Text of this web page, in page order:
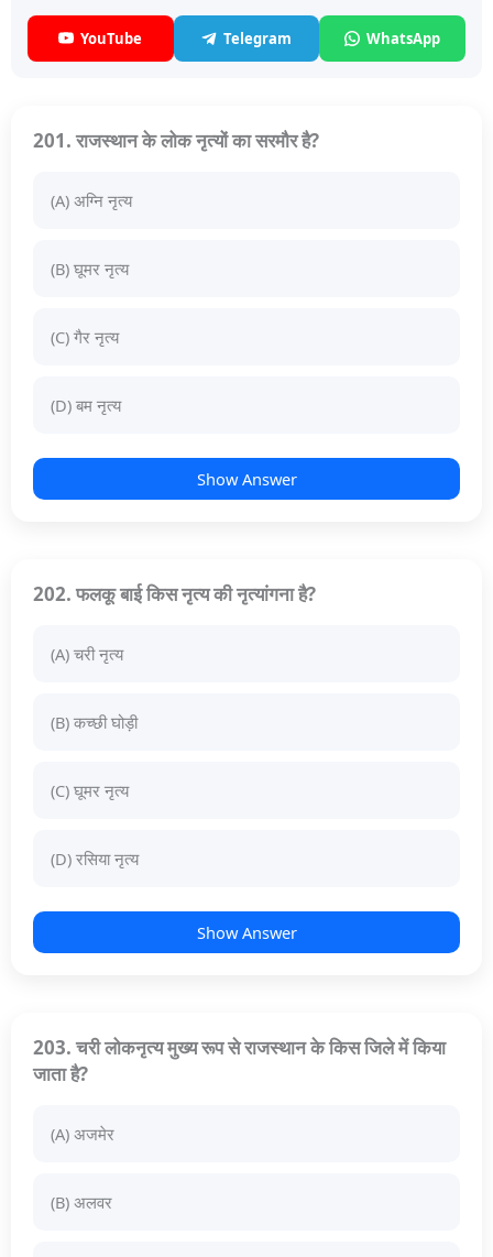
YouTube Telegram WhatsApp
201. राजस्थान के लोक नृत्यों का सरमौर है?
(A) अग्नि नृत्य
(B) घूमर नृत्य
(C) गैर नृत्य
(D) बम नृत्य
Show Answer
202. फलकू बाई किस नृत्य की नृत्यांगना है?
(A) चरी नृत्य
(B) कच्छी घोड़ी
(C) घूमर नृत्य
(D) रसिया नृत्य
Show Answer
203. चरी लोकनृत्य मुख्य रूप से राजस्थान के किस जिले में किया
जाता है?
(A) अजमेर
(B) अलवर